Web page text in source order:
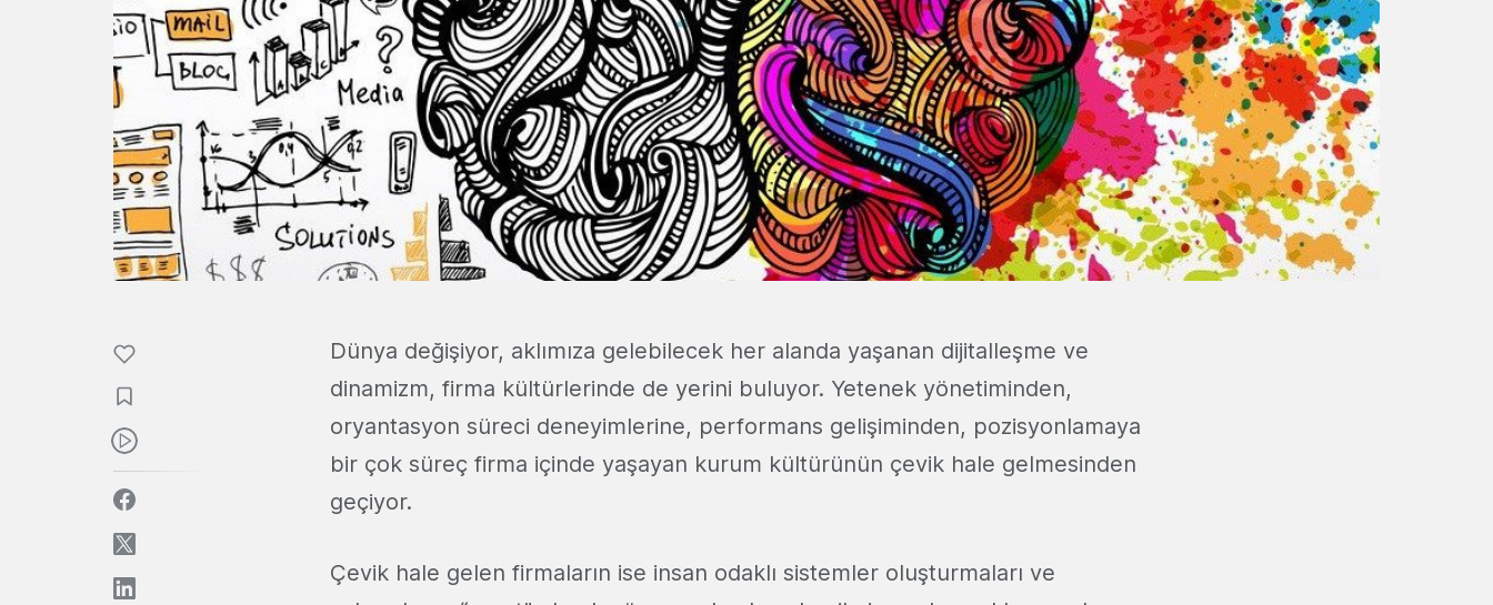
Dünya değişiyor, aklımıza gelebilecek her alanda yaşanan dijitalleşme ve
dinamizm, firma kültürlerinde de yerini buluyor. Yetenek yönetiminden,
oryantasyon süreci deneyimlerine, performans gelişiminden, pozisyonlamaya
bir çok süreç firma içinde yaşayan kurum kültürünün çevik hale gelmesinden
geçiyor.
Çevik hale gelen firmaların ise insan odaklı sistemler oluşturmaları ve